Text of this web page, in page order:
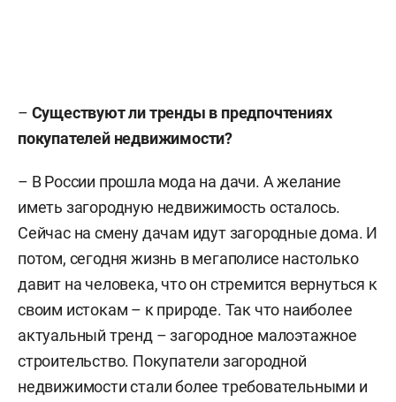
– Существуют ли тренды в предпочтениях
покупателей недвижимости?
– В России прошла мода на дачи. А желание
иметь загородную недвижимость осталось.
Сейчас на смену дачам идут загородные дома. И
потом, сегодня жизнь в мегаполисе настолько
давит на человека, что он стремится вернуться к
своим истокам – к природе. Так что наиболее
актуальный тренд – загородное малоэтажное
строительство. Покупатели загородной
недвижимости стали более требовательными и